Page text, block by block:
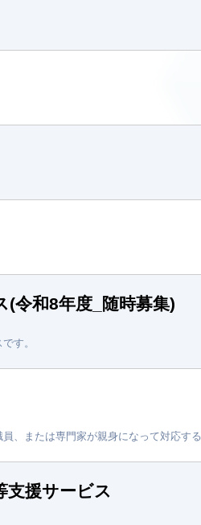
(令和8年度_随時募集)
す。
、または専門家が親身になって対応する
支援サービス